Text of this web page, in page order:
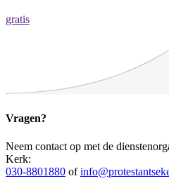
gratis
Vragen?
Neem contact op met de
Kerk:
030-8801880 of